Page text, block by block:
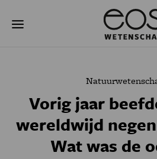
naar
NATUURWETENSCHAPPEN
PSYCHE & BREIN
Vorig jaar
wereldwijd
Wat was de